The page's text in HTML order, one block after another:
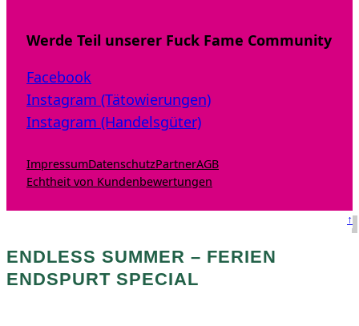
Werde Teil unserer Fuck Fame Community
Facebook
Instagram (Tätowierungen)
Instagram (Handelsgüter)
ImpressumDatenschutzPartnerAGB
Echtheit von Kundenbewertungen
↑
ENDLESS SUMMER – FERIEN
ENDSPURT SPECIAL